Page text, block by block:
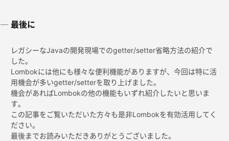
最後に
レガシーなJavaの開発現場でのgetter/setter省略方法の紹介で
した。
Lombokには他にも様々な便利機能がありますが、今回は特に活
用機会が多いgetter/setterを取り上げました。
機会があればLombokの他の機能もいずれ紹介したいと思いま
す。
この記事をご覧いただいた方々も是非Lombokを有効活用してく
ださい。
最後までお読みいただきありがとうございました。